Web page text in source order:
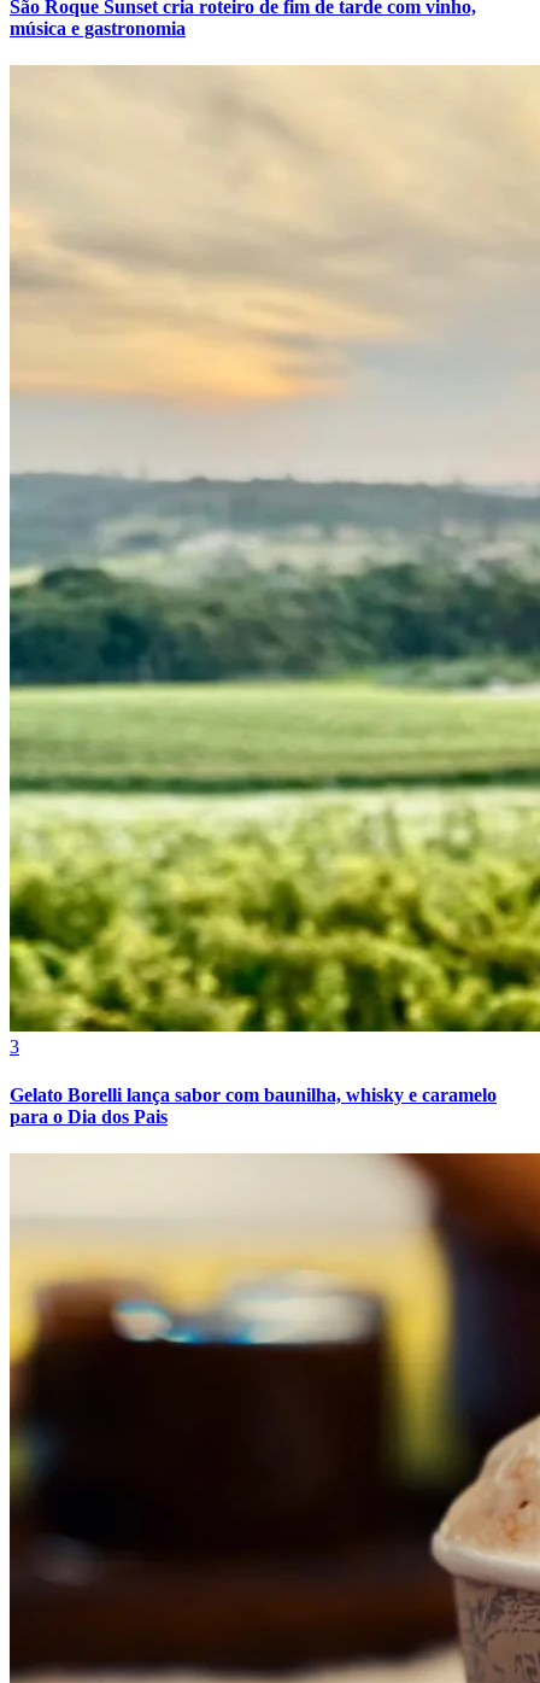
Cruzeiro
Fortaleza
São Roque Sunset cria roteiro de fim de tarde com vinho,
música e gastronomia
3
Gelato Borelli lança sabor com baunilha, whisky e caramelo
para o Dia dos Pais